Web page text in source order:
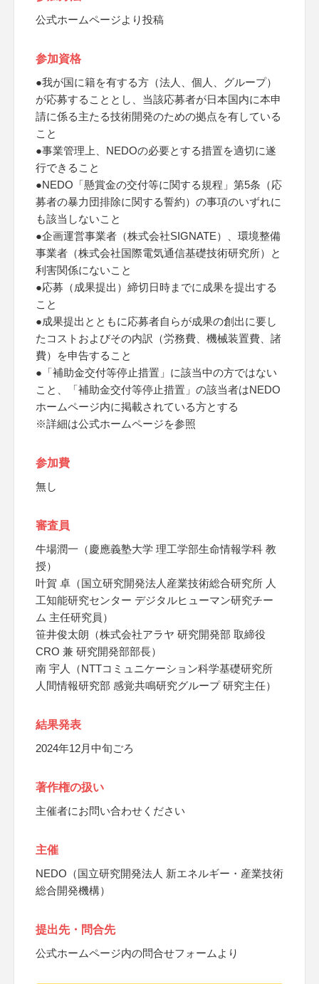
公式ホームページより投稿
参加資格
●我が国に籍を有する方（法人、個人、グループ）
が応募することとし、当該応募者が日本国内に本申
請に係る主たる技術開発のための拠点を有している
こと
●事業管理上、NEDOの必要とする措置を適切に遂
行できること
●NEDO「懸賞金の交付等に関する規程」第5条（応
募者の暴力団排除に関する誓約）の事項のいずれに
も該当しないこと
●企画運営事業者（株式会社SIGNATE）、環境整備
事業者（株式会社国際電気通信基礎技術研究所）と
利害関係にないこと
●応募（成果提出）締切日時までに成果を提出する
こと
●成果提出とともに応募者自らが成果の創出に要し
たコストおよびその内訳（労務費、機械装置費、諸
費）を申告すること
●「補助金交付等停止措置」に該当中の方ではない
こと、「補助金交付等停止措置」の該当者はNEDO
ホームページ内に掲載されている方とする
※詳細は公式ホームページを参照
参加費
無し
審査員
牛場潤一（慶應義塾大学 理工学部生命情報学科 教
授）
叶賀 卓（国立研究開発法人産業技術総合研究所 人
工知能研究センター デジタルヒューマン研究チー
ム 主任研究員）
笹井俊太朗（株式会社アラヤ 研究開発部 取締役
CRO 兼 研究開発部部長）
南 宇人（NTTコミュニケーション科学基礎研究所
人間情報研究部 感覚共鳴研究グループ 研究主任）
結果発表
2024年12月中旬ごろ
著作権の扱い
主催者にお問い合わせください
主催
NEDO（国立研究開発法人 新エネルギー・産業技術
総合開発機構）
提出先・問合先
公式ホームページ内の問合せフォームより